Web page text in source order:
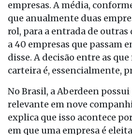
empresas. A média,
que anualmente duas
rol, para a entrada de outras
a 40 empresas que passam
disse. A decisão entre as
carteira é, essencialmente,
No Brasil, a Aberdeen
relevante em nove
explica que isso acontece
em que uma empresa é